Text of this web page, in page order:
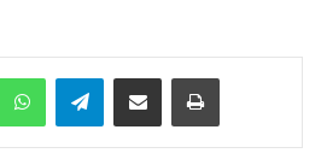
WhatsAppTelegramEnviar vía email Imprimir